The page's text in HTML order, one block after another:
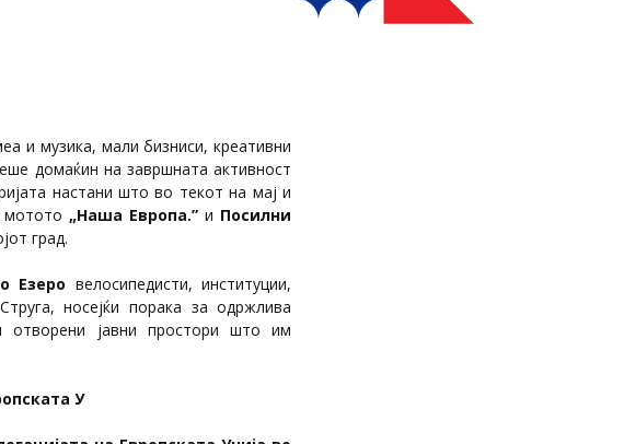
и музика, мали бизниси, креативни
домаќин на завршната активност
настани што во текот на мај и
мотото „Наша Европа.”и Посилни
град.
Езеро велосипедисти, институции,
носејќи порака за одржлива
отворени јавни простори што им
У